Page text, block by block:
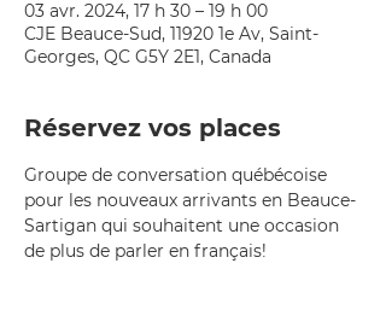
03 avr. 2024, 17 h 30 – 19 h 00
CJE Beauce-Sud, 11920 1e Av, Saint-
Georges, QC G5Y 2E1, Canada
Réservez vos places
Groupe de conversation québécoise
pour les nouveaux arrivants en Beauce-
Sartigan qui souhaitent une occasion
de plus de parler en français!